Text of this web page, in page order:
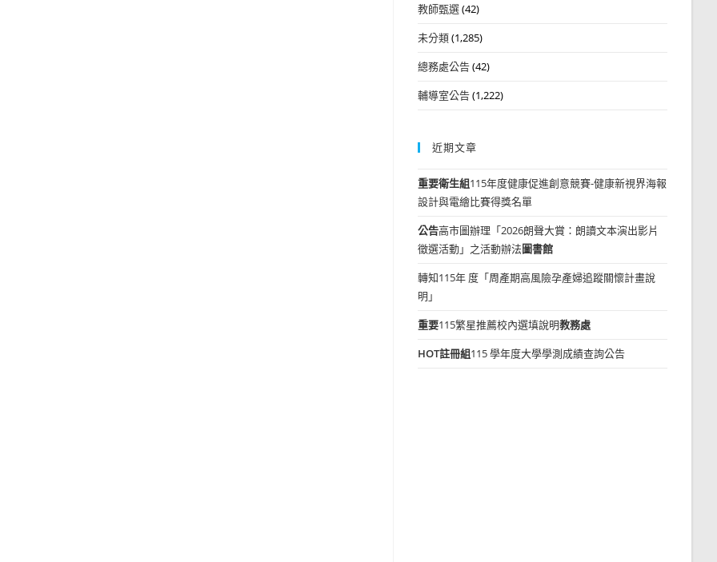
教師甄選(42)
未分類(1,285)
總務處公告(42)
輔導室公告(1,222)
近期文章
重要衛生組115年度健康促進創意競賽-健康新視界海報
設計與電繪比賽得獎名單
公告高市圖辦理「2026朗聲大賞：朗讀文本演出影片
徵選活動」之活動辦法圖書館
轉知115年 度「周產期高風險孕產婦追蹤關懷計畫說
明」
重要115繁星推薦校內選填說明教務處
HOT註冊組115 學年度大學學測成績查詢公告